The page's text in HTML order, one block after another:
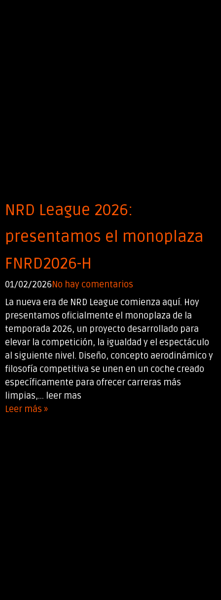
NRD League 2026:
presentamos el monoplaza
FNRD2026-H
01/02/2026No hay comentarios
La nueva era de NRD League comienza aquí. Hoy
presentamos oficialmente el monoplaza de la
temporada 2026, un proyecto desarrollado para
elevar la competición, la igualdad y el espectáculo
al siguiente nivel. Diseño, concepto aerodinámico y
filosofía competitiva se unen en un coche creado
específicamente para ofrecer carreras más
limpias,... leer mas
Leer más »